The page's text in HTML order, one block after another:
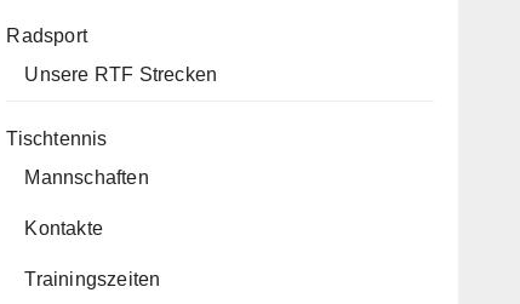
Radsport
Unsere RTF Strecken
Tischtennis
Mannschaften
Kontakte
Trainingszeiten